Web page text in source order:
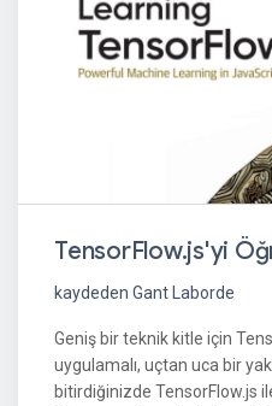
TensorFlow.js'yi
kaydeden Gant Laborde
Geniş bir teknik kitle için
uygulamalı, uçtan uca bir
bitirdiğinizde TensorFlow.js